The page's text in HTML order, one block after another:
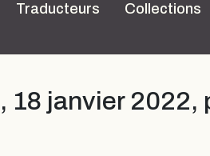
Traducteurs Collections
, 18 janvier 2022,